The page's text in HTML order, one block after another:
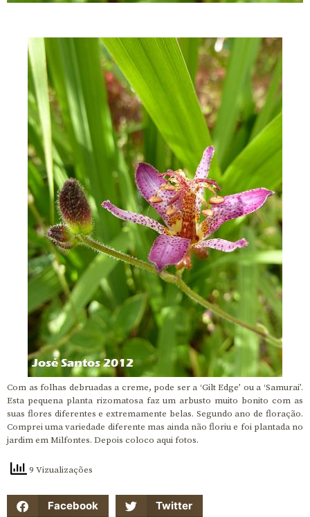
Com as folhas debruadas a creme, pode ser a ‘Gilt Edge’ ou a ‘Samurai’.
Esta pequena planta rizomatosa faz um arbusto muito bonito com as
suas flores diferentes e extremamente belas. Segundo ano de floração.
Comprei uma variedade diferente mas ainda não floriu e foi plantada no
jardim em Milfontes. Depois coloco aqui fotos.
9 Vizualizações
Facebook Twitter